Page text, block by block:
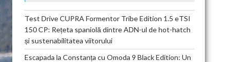
Test Drive CUPRA Formentor Tribe Edition 1.5 eTSI
150 CP: Rețeta spaniolă dintre ADN-ul de hot-hatch
și sustenabilitatea viitorului
Escapada la Constanța cu Omoda 9 Black Edition: Un